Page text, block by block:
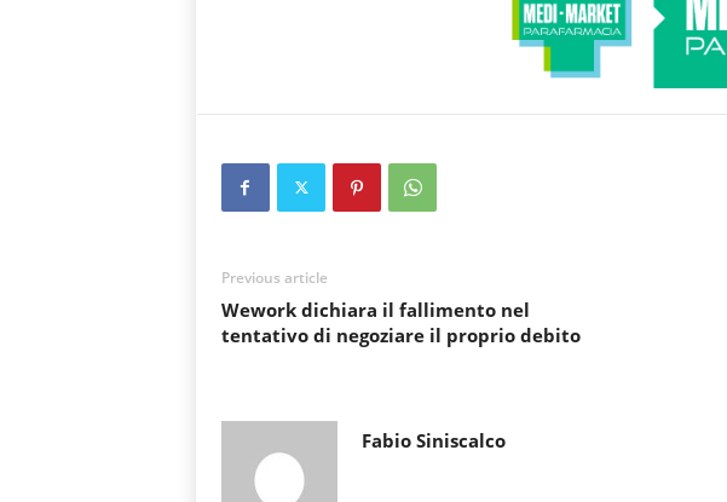
Previous article
Wework dichiara il fallimento nel
tentativo di negoziare il proprio debito
Fabio Siniscalco